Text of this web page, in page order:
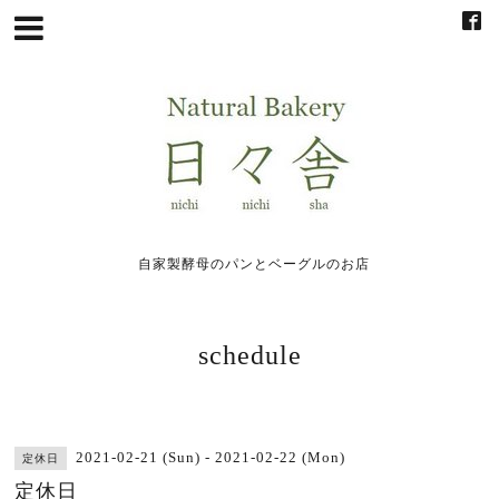
自家製酵母のパンとベーグルのお店
schedule
定休日 2021-02-21 (Sun) - 2021-02-22 (Mon)
定休日